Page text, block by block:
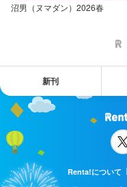
沼男（ヌマダン）2026春
新刊
Renta!について